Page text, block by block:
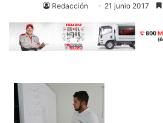
Redacción 21 junio 2017